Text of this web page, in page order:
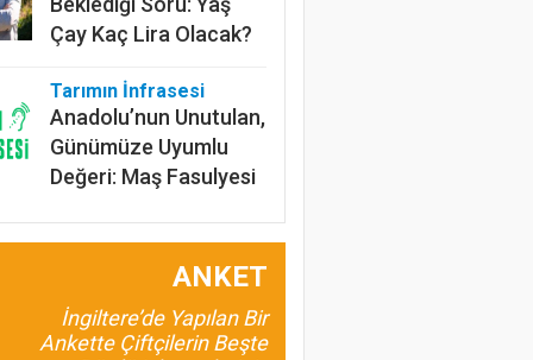
Çay Kaç Lira Olacak?
Tarımın İnfrasesi
Anadolu’nun Unutulan,
Günümüze Uyumlu
Değeri: Maş Fasulyesi
Şura Kararlarının
İnsan ve Kalkınma
Odaklı Olması da
ANKET
İngiltere’de Yapılan Bir
Ankette Çiftçilerin Beşte